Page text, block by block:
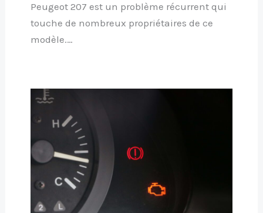
Peugeot 207 est un problème récurrent qui
touche de nombreux propriétaires de ce
modèle.…